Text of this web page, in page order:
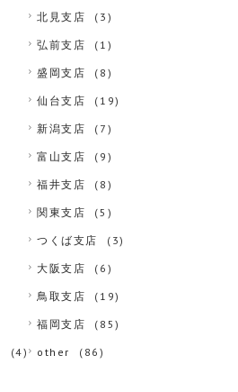
北見支店 (3)
弘前支店 (1)
盛岡支店 (8)
仙台支店 (19)
新潟支店 (7)
富山支店 (9)
福井支店 (8)
関東支店 (5)
つくば支店 (3)
大阪支店 (6)
鳥取支店 (19)
福岡支店 (85)
(4) other (86)